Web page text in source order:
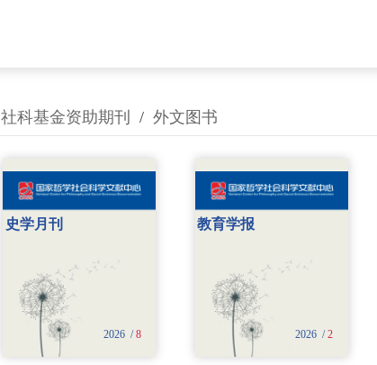
社科基金资助期刊 / 外文图书
史学月刊
2026 /8
教育学报
2026 /2